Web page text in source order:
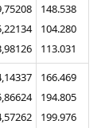
148.538
104.280
113.031
166.469
194.805
199.976